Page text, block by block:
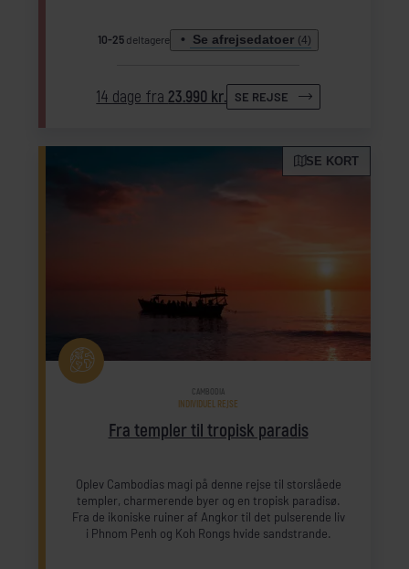
10-25 deltagere Se afrejsedatoer (4)
14 dage fra23.990 kr. SE REJSE
SE KORT
Fra templer til tropisk paradis
CAMBODIA
INDIVIDUEL REJSE
Oplev Cambodias magi på denne rejse til storslåede
templer, charmerende byer og en tropisk paradisø.
Fra de ikoniske ruiner af Angkor til det pulserende liv
i Phnom Penh og Koh Rongs hvide sandstrande.